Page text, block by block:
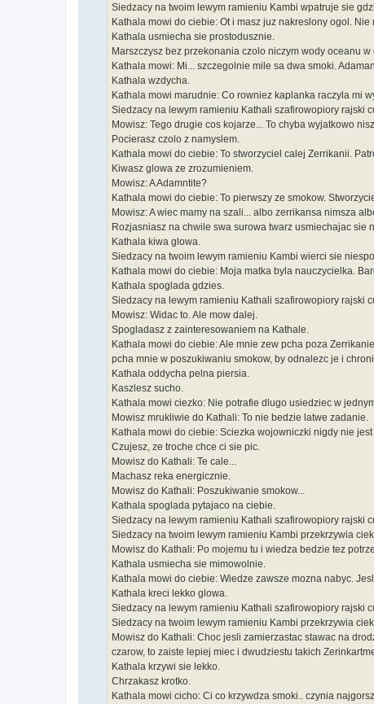
Siedzacy na twoim lewym ramieniu Kambi wpatruje sie
Kathala mowi do ciebie: Ot i masz juz nakreslony ogol.
Kathala usmiecha sie prostodusznie.
Marszczysz bez przekonania czolo niczym wody oceanu
Kathala mowi: Mi... szczegolnie mile sa dwa smoki.
Kathala wzdycha.
Kathala mowi marudnie: Co rowniez kaplanka raczyla mi
Siedzacy na lewym ramieniu Kathali szafirowopiory rajski
Mowisz: Tego drugie cos kojarze... To chyba wyjatkowo
Pocierasz czolo z namyslem.
Kathala mowi do ciebie: To stworzyciel calej Zerrikanii.
Kiwasz glowa ze zrozumieniem.
Mowisz: A Adamntite?
Kathala mowi do ciebie: To pierwszy ze smokow.
Mowisz: A wiec mamy na szali... albo zerrikansa nimsza
Rozjasniasz na chwile swa surowa twarz usmiechajac sie
Kathala kiwa glowa.
Siedzacy na twoim lewym ramieniu Kambi wierci sie
Kathala mowi do ciebie: Moja matka byla nauczycielka.
Kathala spoglada gdzies.
Siedzacy na lewym ramieniu Kathali szafirowopiory rajski
Mowisz: Widac to. Ale mow dalej.
Spogladasz z zainteresowaniem na Kathale.
Kathala mowi do ciebie: Ale mnie zew pcha poza
pcha mnie w poszukiwaniu smokow, by odnalezc je i
Kathala oddycha pelna piersia.
Kaszlesz sucho.
Kathala mowi ciezko: Nie potrafie dlugo usiedziec w
Mowisz mrukliwie do Kathali: To nie bedzie latwe zadanie.
Kathala mowi do ciebie: Sciezka wojowniczki nigdy nie
Czujesz, ze troche chce ci sie pic.
Mowisz do Kathali: Te cale...
Machasz reka energicznie.
Mowisz do Kathali: Poszukiwanie smokow...
Kathala spoglada pytajaco na ciebie.
Siedzacy na lewym ramieniu Kathali szafirowopiory rajski
Siedzacy na twoim lewym ramieniu Kambi przekrzywia
Mowisz do Kathali: Po mojemu tu i wiedza bedzie tez
Kathala usmiecha sie mimowolnie.
Kathala mowi do ciebie: Wiedze zawsze mozna nabyc.
Kathala kreci lekko glowa.
Siedzacy na lewym ramieniu Kathali szafirowopiory rajski
Siedzacy na twoim lewym ramieniu Kambi przekrzywia
Mowisz do Kathali: Choc jesli zamierzastac stawac na
czarow, to zaiste lepiej miec i dwudziestu takich
Kathala krzywi sie lekko.
Chrzakasz krotko.
Kathala mowi cicho: Ci co krzywdza smoki.. czynia